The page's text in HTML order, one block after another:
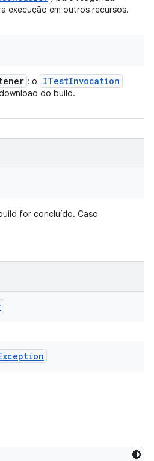
execução em outros recursos.
: o ITestInvocation
do build.
for concluído. Caso